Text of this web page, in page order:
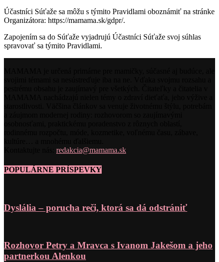
Účastníci Súťaže sa môžu s týmito Pravidlami oboznámiť na stránke
Organizátora: https://mamama.sk/gdpr/.
Zapojením sa do Súťaže vyjadrujú Účastníci Súťaže svoj súhlas
spravovať sa týmito Pravidlami.
redakcia@mamama.sk
POPULÁRNE PRÍSPEVKY
Dyslália – porucha reči, ktorá sa dá odstrániť
Rozhovor Petry a Mravca s Ivanom Jakešom a jeho
partnerkou Alenkou